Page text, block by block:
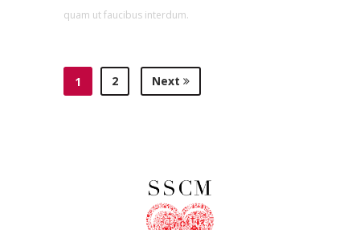
quam ut faucibus interdum.
1 2 Next